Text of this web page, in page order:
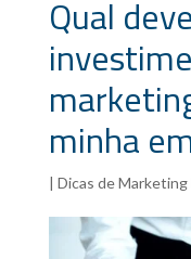
Qual
minha
| Dicas de Marketing